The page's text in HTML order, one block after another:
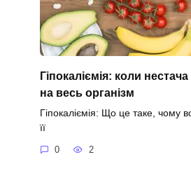
Гіпокаліємія: коли
на весь організм
Гіпокаліємія: Що це таке, чому
її
0 2